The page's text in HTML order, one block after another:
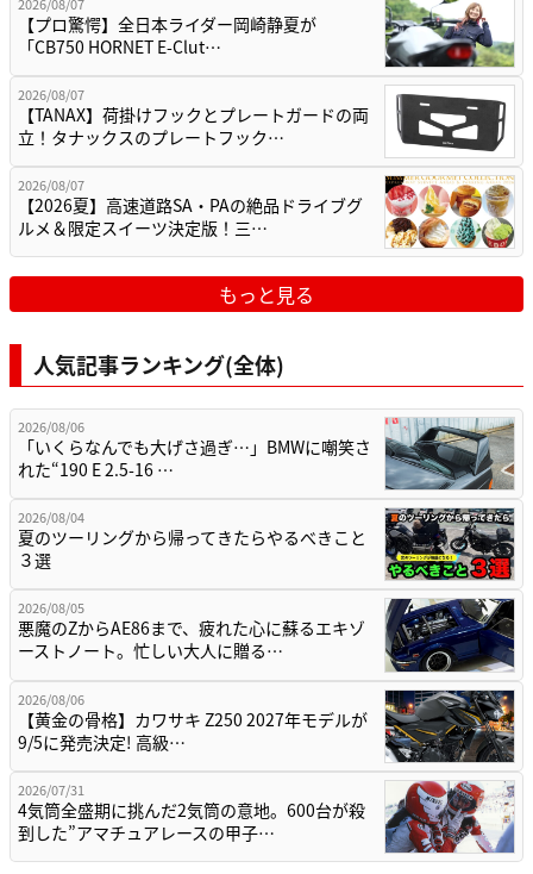
【プロ驚愕】全日本ライダー岡崎静夏が
「CB750 HORNET E-Clut…
2026/08/07
【TANAX】荷掛けフックとプレートガードの両
立！タナックスのプレートフック…
2026/08/07
【2026夏】高速道路SA・PAの絶品ドライブグ
ルメ＆限定スイーツ決定版！三…
もっと見る
人気記事ランキング(全体)
2026/08/06
「いくらなんでも大げさ過ぎ…」BMWに嘲笑さ
れた“190 E 2.5-16 …
2026/08/04
夏のツーリングから帰ってきたらやるべきこと
３選
2026/08/05
悪魔のZからAE86まで、疲れた心に蘇るエキゾ
ーストノート。忙しい大人に贈る…
2026/08/06
【黄金の骨格】カワサキ Z250 2027年モデルが
9/5に発売決定! 高級…
2026/07/31
4気筒全盛期に挑んだ2気筒の意地。600台が殺
到した”アマチュアレースの甲子…